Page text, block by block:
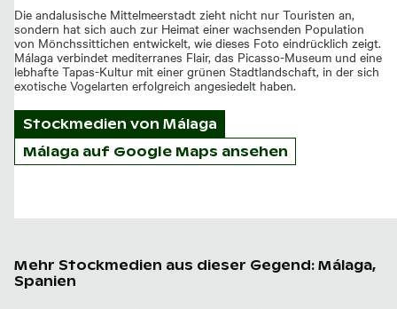
Die andalusische Mittelmeerstadt zieht nicht nur Touristen an,
sondern hat sich auch zur Heimat einer wachsenden Population
von Mönchssittichen entwickelt, wie dieses Foto eindrücklich zeigt.
Málaga verbindet mediterranes Flair, das Picasso-Museum und eine
lebhafte Tapas-Kultur mit einer grünen Stadtlandschaft, in der sich
exotische Vogelarten erfolgreich angesiedelt haben.
Stockmedien von Málaga
Málaga auf Google Maps ansehen
Mehr Stockmedien aus dieser Gegend: Málaga,
Spanien